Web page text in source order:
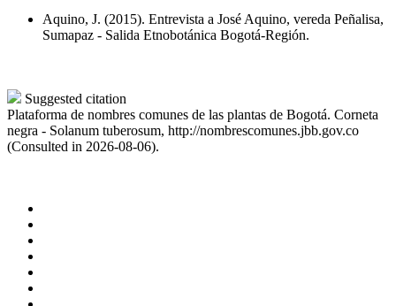
Aquino, J. (2015). Entrevista a José Aquino, vereda Peñalisa,
Sumapaz - Salida Etnobotánica Bogotá-Región.
Suggested citation
Plataforma de nombres comunes de las plantas de Bogotá. Corneta
negra - Solanum tuberosum, http://nombrescomunes.jbb.gov.co
(Consulted in 2026-08-06).